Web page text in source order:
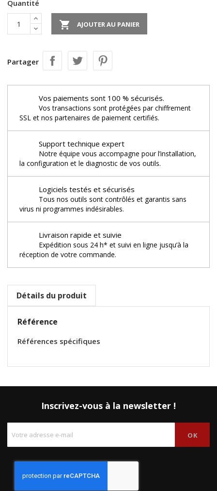
Quantité
 AJOUTER AU PANIER
Partager
Vos paiements sont 100 % sécurisés.
Vos transactions sont protégées par chiffrement
SSL et nos partenaires de paiement certifiés.
Support technique expert
Notre équipe vous accompagne pour l’installation,
la configuration et le diagnostic de vos outils.
Logiciels testés et sécurisés
Tous nos outils sont contrôlés et garantis sans
virus ni programmes indésirables.
Livraison rapide et suivie
Expédition sous 24 h* et suivi en ligne jusqu’à la
réception de votre commande.
Détails du produit
Référence
Références spécifiques
Inscrivez-vous à la newsletter !